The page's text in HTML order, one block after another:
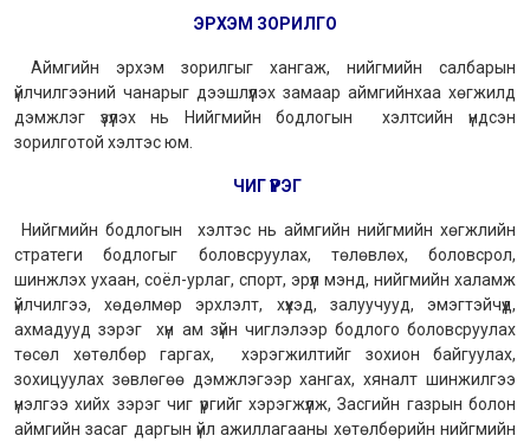
ЭРХЭМ ЗОРИЛГО
Аймгийн эрхэм зорилгыг хангаж, нийгмийн салбарын
үйлчилгээний чанарыг дээшлүүлэх замаар аймгийнхаа хөгжилд
дэмжлэг үзүүлэх нь Нийгмийн бодлогын хэлтсийн үндсэн
зорилготой хэлтэс юм.
ЧИГ ҮҮРЭГ
Нийгмийн бодлогын хэлтэс нь аймгийн нийгмийн хөгжлийн
стратеги бодлогыг боловсруулах, төлөвлөх, боловсрол,
шинжлэх ухаан, соёл-урлаг, спорт, эрүүл мэнд, нийгмийн халамж
үйлчилгээ, хөдөлмөр эрхлэлт, хүүхэд, залуучууд, эмэгтэйчүүд,
ахмадууд зэрэг хүн ам зүйн чиглэлээр бодлого боловсруулах
төсөл хөтөлбөр гаргах, хэрэгжилтийг зохион байгуулах,
зохицуулах зөвлөгөө дэмжлэгээр хангах, хяналт шинжилгээ
үнэлгээ хийх зэрэг чиг үүргийг хэрэгжүүлж, Засгийн газрын болон
аймгийн засаг даргын үйл ажиллагааны хөтөлбөрийн нийгмийн